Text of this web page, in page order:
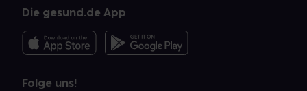
Die gesund.de App
Folge uns!